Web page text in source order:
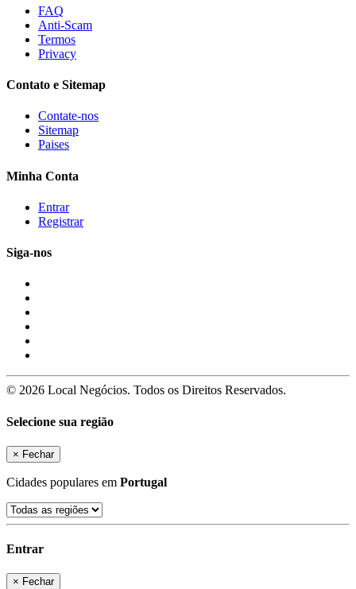
FAQ
Anti-Scam
Termos
Privacy
Contato e Sitemap
Contate-nos
Sitemap
Paises
Minha Conta
Entrar
Registrar
Siga-nos
© 2026 Local Negócios. Todos os Direitos Reservados.
Selecione sua região
× Fechar
Cidades populares em Portugal
Entrar
× Fechar